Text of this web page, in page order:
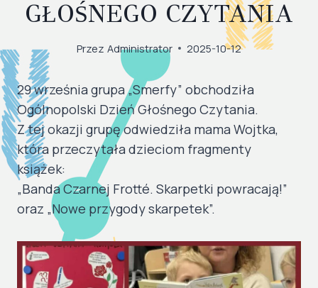
GŁOŚNEGO CZYTANIA
Przez Administrator 2025-10-12
29 września grupa „Smerfy” obchodziła
Ogólnopolski Dzień Głośnego Czytania.
Z tej okazji grupę odwiedziła mama Wojtka,
która przeczytała dzieciom fragmenty
książek:
„Banda Czarnej Frotté. Skarpetki powracają!”
oraz „Nowe przygody skarpetek”.